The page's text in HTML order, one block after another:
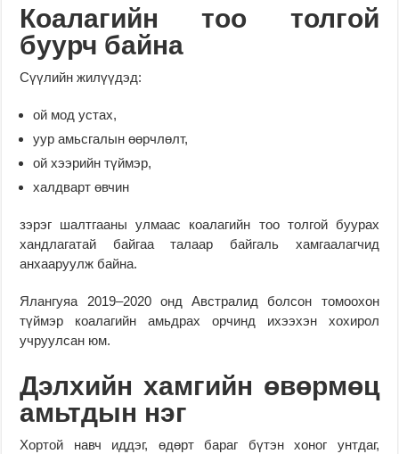
Коалагийн тоо толгой
буурч байна
Сүүлийн жилүүдэд:
ой мод устах,
уур амьсгалын өөрчлөлт,
ой хээрийн түймэр,
халдварт өвчин
зэрэг шалтгааны улмаас коалагийн тоо толгой буурах
хандлагатай байгаа талаар байгаль хамгаалагчид
анхааруулж байна.
Ялангуяа 2019–2020 онд Австралид болсон томоохон
түймэр коалагийн амьдрах орчинд ихээхэн хохирол
учруулсан юм.
Дэлхийн хамгийн өвөрмөц
амьтдын нэг
Хортой навч иддэг, өдөрт бараг бүтэн хоног унтдаг,